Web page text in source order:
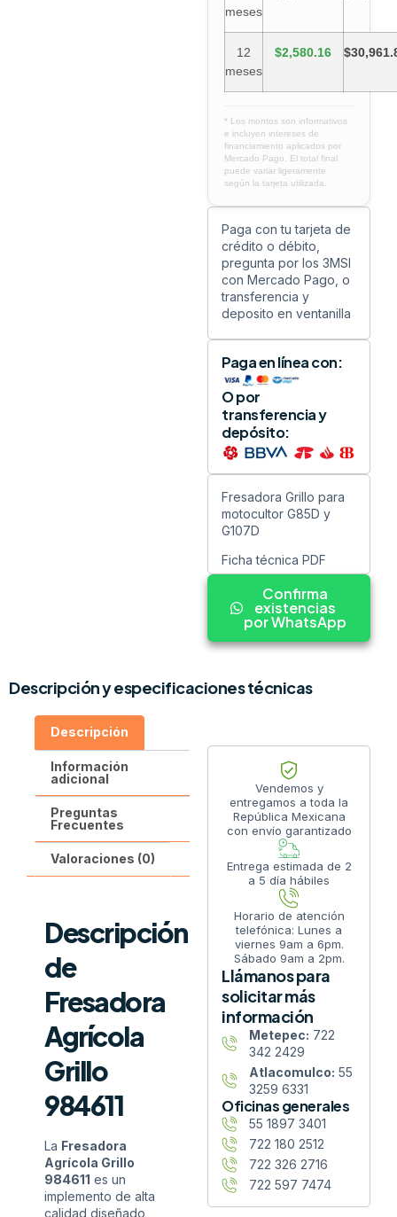
meses
12
meses
$2,580.16
* Los montos son informativos
e incluyen intereses de
financiamiento aplicados por
Mercado Pago. El total final
puede variar ligeramente
según la tarjeta utilizada.
Paga con tu tarjeta de
crédito o débito,
pregunta por los 3MSI
con Mercado Pago, o
transferencia y
deposito en ventanilla
Paga en línea con:
O por
transferencia y
depósito:
Fresadora Grillo para
motocultor G85D y
G107D
Ficha técnica PDF
Confirma
existencias
por WhatsApp
Descripción y especificaciones técnicas
Descripción
Información
adicional
Preguntas
Frecuentes
Valoraciones (0)
Descripción
de
Fresadora
Agrícola
Grillo
984611
La Fresadora
Agrícola Grillo
984611 es un
implemento de alta
calidad diseñado
Vendemos y
entregamos a toda la
República Mexicana
con envío garantizado
Entrega estimada de 2
a 5 día hábiles
Horario de atención
telefónica: Lunes a
viernes 9am a 6pm.
Sábado 9am a 2pm.
Llámanos para
solicitar más
información
Metepec: 722
342 2429
Atlacomulco: 55
3259 6331
Oficinas generales
55 1897 3401
722 180 2512
722 326 2716
722 597 7474